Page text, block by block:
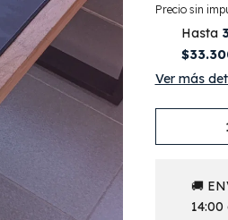
Precio sin
Hasta
Ver más
🚚
14:00